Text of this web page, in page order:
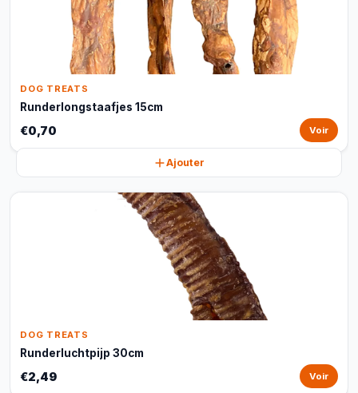
DOG TREATS
Runderlongstaafjes 15cm
€0,70 Voir
Ajouter
DOG TREATS
Runderluchtpijp 30cm
€2,49 Voir